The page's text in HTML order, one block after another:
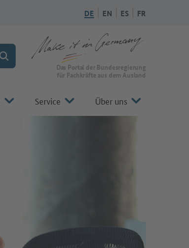
DE EN ES FR
Suchen Zur Startseite von Make it in Germany
Das Portal der Bundesregierung
für Fachkräfte aus dem Ausland
Service Über uns